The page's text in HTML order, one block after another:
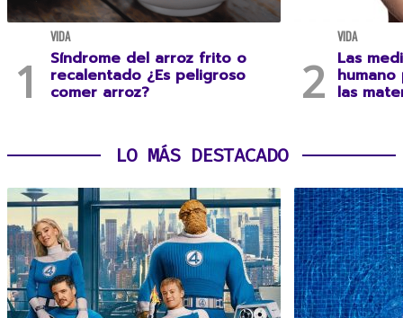
VIDA
Síndrome del arroz frito o
recalentado ¿Es peligroso
comer arroz?
VIDA
Las
las
LO MÁS DESTACADO